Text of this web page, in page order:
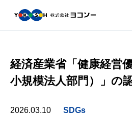
経済産業省「健康経営
小規模法人部門）」の
2026.03.10 SDGs